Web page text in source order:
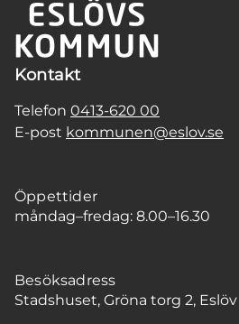
Kontakt
Telefon 0413-620 00
E-post kommunen@eslov.se
Öppettider
måndag–fredag: 8.00–16.30
Besöksadress
Stadshuset, Gröna torg 2, Eslöv